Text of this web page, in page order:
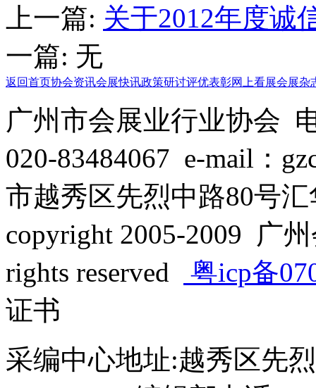
上一篇: 关于2012年度诚
一篇: 无
返回首页协会资讯会展快讯政策研讨评优表彰网上看展会展杂
广州市会展业行业协会
020-83484067 e-mail：
市越秀区先烈中路80号
copyright 2005-2009 广
rights reserved
粤icp备
证书
采编中心地址:越秀区先